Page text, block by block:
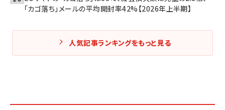
「カゴ落ち」メールの平均開封率42%【2026年上半期】
人気記事ランキングをもっと見る